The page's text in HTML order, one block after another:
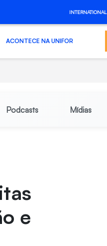
INTERNATIONAL
ACONTECE NA UNIFOR
Podcasts Mídias
e